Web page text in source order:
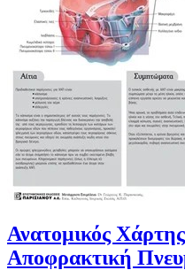
Ανατομικός
Αποφρακτική